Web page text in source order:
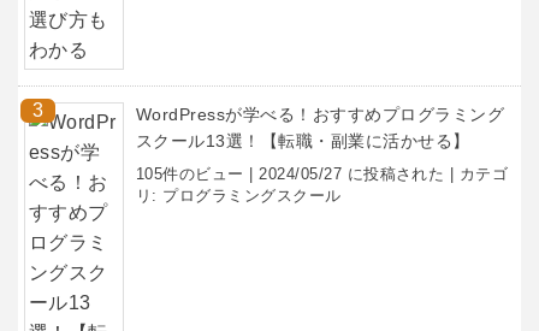
WordPressが学べる！おすすめプログラミング
スクール13選！【転職・副業に活かせる】
105件のビュー |2024/05/27 に投稿された
カテゴ
リ: プログラミングスクール